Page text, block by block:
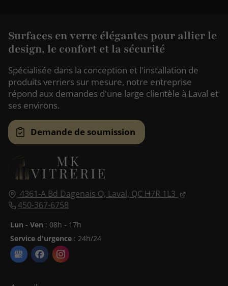
4361-A Bd Dagenais O, Laval, QC H7R 1L3
450-367-6758
Lun - Ven : 08h - 17h
Service d'urgence : 24h/24
Surfaces en verre élégantes pour allier le
design, le confort et la sécurité
Spécialisée dans la conception et l'installation de
produits verriers sur mesure, notre entreprise
répond aux demandes d'une large clientèle à Laval et
ses environs.
Demande de soumission